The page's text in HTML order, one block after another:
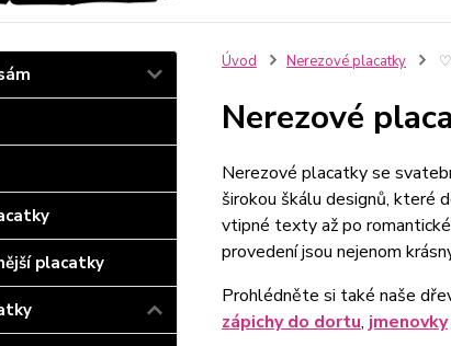
placatky
Úvod Nerezové placatky
Nerezové
Nerezové placatky se
širokou škálu designů, které
vtipné texty až po
provedení jsou nejenom
Prohlédněte si také naše
zápichy do dortu, jmenovky